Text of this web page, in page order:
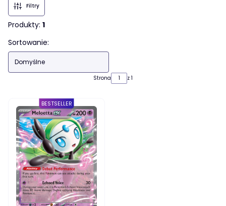
Filtry
Produkty: 1
Lista produktów
Sortowanie:
Domyślne
Strona z 1
BESTSELLER